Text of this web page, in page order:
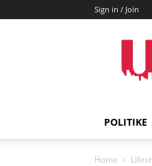
Sign in / Join
POLITIKE
Home